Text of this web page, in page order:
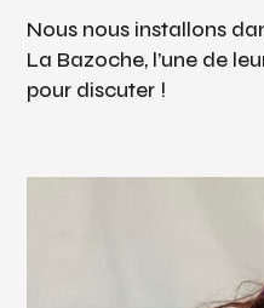
Nous nous installons
La Bazoche, l’une de
pour discuter !